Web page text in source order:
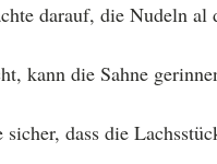
darauf, die Nudeln al
kann die Sahne
dass die